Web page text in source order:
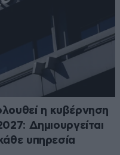
η κυβέρνηση
Δημιουργείται
υπηρεσία